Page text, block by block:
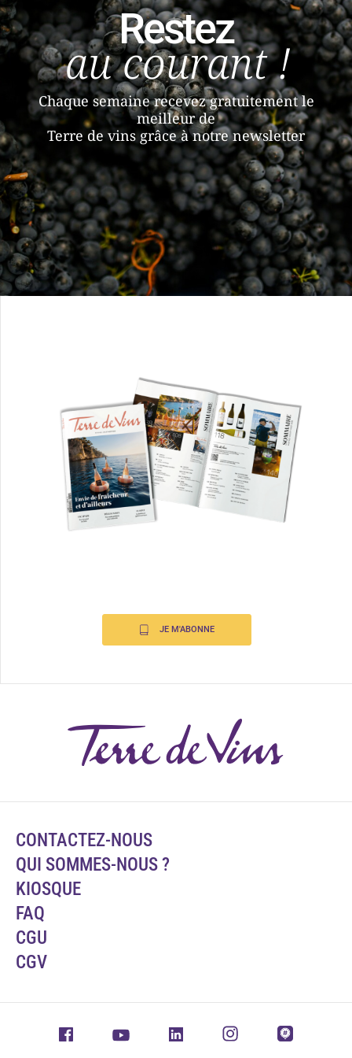
Restez
au courant !
Chaque semaine recevez gratuitement le
meilleur de
Terre de vins grâce à notre newsletter
JE M'ABONNE
CONTACTEZ-NOUS
QUI SOMMES-NOUS ?
KIOSQUE
FAQ
CGU
CGV